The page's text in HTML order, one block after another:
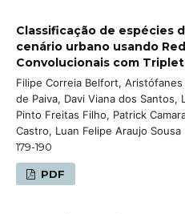
Classificação de espécies
cenário urbano usando
Convolucionais com
Filipe Correia Belfort,
de Paiva, Davi Viana dos Santos,
Pinto Freitas Filho, Patrick
Castro, Luan Felipe Araujo Sousa
179-190
PDF